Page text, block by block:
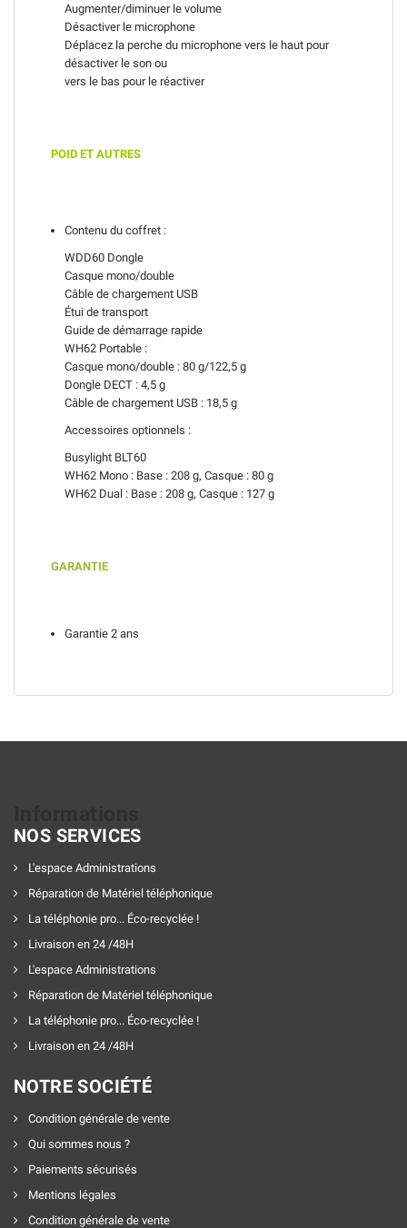
Augmenter/diminuer le volume
Désactiver le microphone
Déplacez la perche du microphone vers le haut pour
désactiver le son ou
vers le bas pour le réactiver
POID ET AUTRES
Contenu du coffret :
WDD60 Dongle
Casque mono/double
Câble de chargement USB
Étui de transport
Guide de démarrage rapide
WH62 Portable :
Casque mono/double : 80 g/122,5 g
Dongle DECT : 4,5 g
Câble de chargement USB : 18,5 g
Accessoires optionnels :
Busylight BLT60
WH62 Mono : Base : 208 g, Casque : 80 g
WH62 Dual : Base : 208 g, Casque : 127 g
GARANTIE
Garantie 2 ans
NOS SERVICES
L'espace Administrations
Réparation de Matériel téléphonique
La téléphonie pro... Éco-recyclée !
Livraison en 24 /48H
L'espace Administrations
Réparation de Matériel téléphonique
La téléphonie pro... Éco-recyclée !
Livraison en 24 /48H
NOTRE SOCIÉTÉ
Condition générale de vente
Qui sommes nous ?
Paiements sécurisés
Mentions légales
Condition générale de vente